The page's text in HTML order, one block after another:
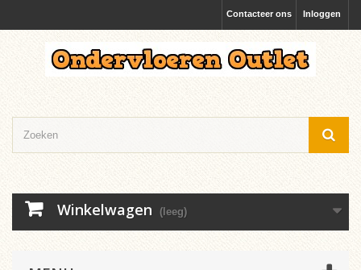
Inloggen
Contacteer ons
Winkelwagen (leeg)